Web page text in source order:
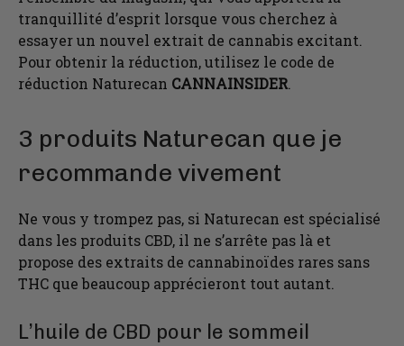
tranquillité d’esprit lorsque vous cherchez à
essayer un nouvel extrait de cannabis excitant.
Pour obtenir la réduction, utilisez le code de
réduction Naturecan CANNAINSIDER.
3 produits Naturecan que je
recommande vivement
Ne vous y trompez pas, si Naturecan est spécialisé
dans les produits CBD, il ne s’arrête pas là et
propose des extraits de cannabinoïdes rares sans
THC que beaucoup apprécieront tout autant.
L’huile de CBD pour le sommeil